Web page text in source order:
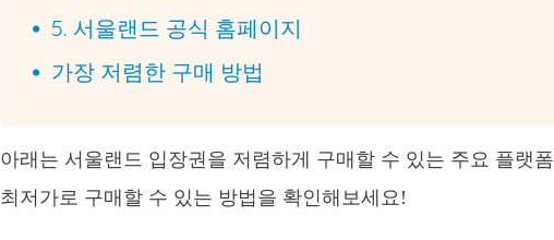
5. 서울랜드 공식 홈페이지
가장 저렴한 구매 방법
아래는 서울랜드 입장권을 저렴하게 구매할 수 있는 주요 플랫
최저가로 구매할 수 있는 방법을 확인해보세요!